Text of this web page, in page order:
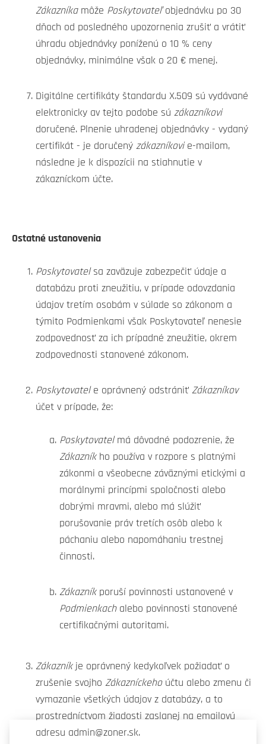
Zákazníkamôže Poskytovateľobjednávku po 30
dňoch od posledného upozornenia zrušiť a vrátiť
úhradu objednávky poníženú o 10 % ceny
objednávky, minimálne však o 20 € menej.
Digitálne certifikáty štandardu X.509 sú vydávané
elektronicky av tejto podobe sú zákazníkovi
doručené. Plnenie uhradenej objednávky - vydaný
certifikát - je doručený zákazníkovie-mailom,
následne je k dispozícii na stiahnutie v
zákazníckom účte.
Ostatné ustanovenia
Poskytovatelsa zaväzuje zabezpečiť údaje a
databázu proti zneužitiu, v prípade odovzdania
údajov tretím osobám v súlade so zákonom a
týmito Podmienkami však Poskytovateľ nenesie
zodpovednosť za ich prípadné zneužitie, okrem
zodpovednosti stanovené zákonom.
Poskytovatele oprávnený odstrániť Zákazníkov
účet v prípade, že:
Poskytovatelmá dôvodné podozrenie, že
Zákazníkho používa v rozpore s platnými
zákonmi a všeobecne záväznými etickými a
morálnymi princípmi spoločnosti alebo
dobrými mravmi, alebo má slúžiť
porušovanie práv tretích osôb alebo k
páchaniu alebo napomáhaniu trestnej
činnosti.
Zákazník poruší povinnosti ustanovené v
Podmienkachalebo povinnosti stanovené
certifikačnými autoritami.
Zákazníkje oprávnený kedykoľvek požiadať o
zrušenie svojho Zákazníckehoúčtu alebo zmenu či
vymazanie všetkých údajov z databázy, a to
prostredníctvom žiadosti zaslanej na emailovú
adresu admin@zoner.sk.